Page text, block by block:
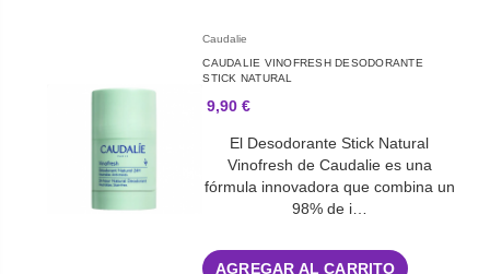
Caudalie
CAUDALIE VINOFRESH DESODORANTE
STICK NATURAL
9,90 €
El Desodorante Stick Natural
Vinofresh de Caudalie es una
fórmula innovadora que combina un
98% de i…
AGREGAR AL CARRITO